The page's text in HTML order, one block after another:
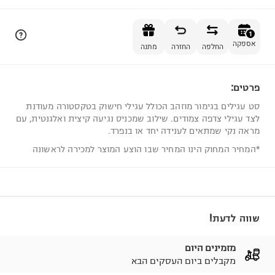
1
אספקה החלפה החזרה מתנה
פרטים:
סט עגילים בגימור מוזהב הכולל עגילי חישוק בטקסטורה מעודנת
לצד עגילי צדפה צמודים. שילוב שמכניס נגיעה קיצית ואלגנטית, עם
מראה נקי שמתאים לענידה יחד או בנפרד.
*המחיר המחוק הינו המחיר שבו הוצע המוצר למכירה לראשונה
שווה לדעת!
מזמינים היום
מקבלים ביום העסקים הבא